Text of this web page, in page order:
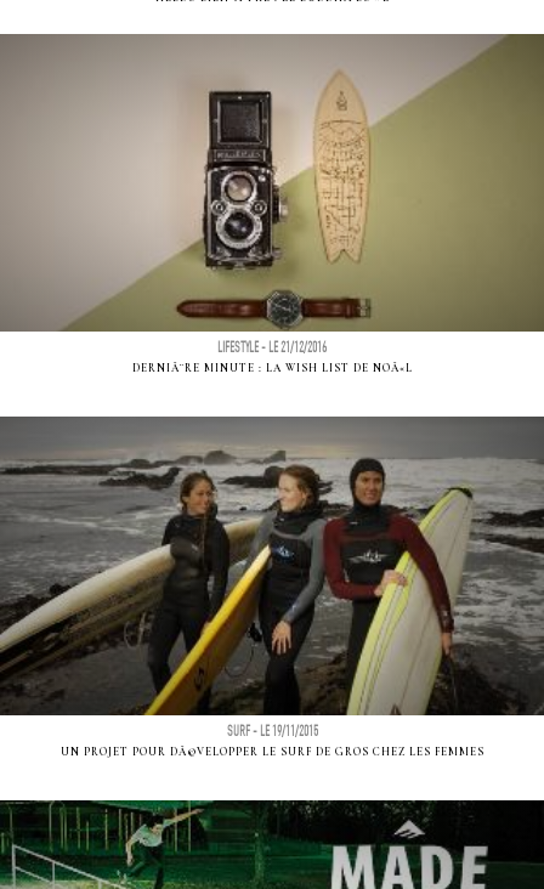
LIFESTYLE - LE 21/12/2016
DERNIÃ¨RE MINUTE : LA WISH LIST DE NOÃ«L
SURF - LE 19/11/2015
UN PROJET POUR DÃ©VELOPPER LE SURF DE GROS CHEZ LES FEMMES